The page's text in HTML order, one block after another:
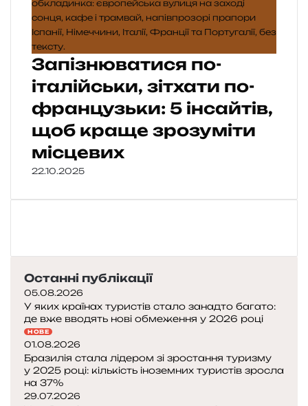
Запізнюватися по-
італійськи, зітхати по-
французьки: 5 інсайтів,
щоб краще зрозуміти
місцевих
22.10.2025
Останні публікації
05.08.2026
У яких країнах туристів стало занадто багато:
де вже вводять нові обмеження у 2026 році
НОВЕ
01.08.2026
Бразилія стала лідером зі зростання туризму
у 2025 році: кількість іноземних туристів зросла
на 37%
29.07.2026